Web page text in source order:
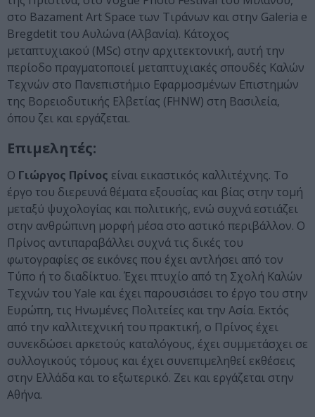
στο Bazament Art Space των Τιράνων και στην Galeria e
Bregdetit του Αυλώνα (Αλβανία). Κάτοχος
μεταπτυχιακού (MSc) στην αρχιτεκτονική, αυτή την
περίοδο πραγματοποιεί μεταπτυχιακές σπουδές Καλών
Τεχνών στο Πανεπιστήμιο Εφαρμοσμένων Επιστημών
της Βορειοδυτικής Ελβετίας (FHNW) στη Βασιλεία,
όπου ζει και εργάζεται.
Επιμελητές:
Ο Γιώργος Πρίνος είναι εικαστικός καλλιτέχνης. Το
έργο του διερευνά θέματα εξουσίας και βίας στην τομή
μεταξύ ψυχολογίας και πολιτικής, ενώ συχνά εστιάζει
στην ανθρώπινη μορφή μέσα στο αστικό περιβάλλον. Ο
Πρίνος αντιπαραβάλλει συχνά τις δικές του
φωτογραφίες σε εικόνες που έχει αντλήσει από τον
Τύπο ή το διαδίκτυο. Έχει πτυχίο από τη Σχολή Καλών
Τεχνών του Yale και έχει παρουσιάσει το έργο του στην
Ευρώπη, τις Ηνωμένες Πολιτείες και την Ασία. Εκτός
από την καλλιτεχνική του πρακτική, ο Πρίνος έχει
συνεκδώσει αρκετούς καταλόγους, έχει συμμετάσχει σε
συλλογικούς τόμους και έχει συνεπιμεληθεί εκθέσεις
στην Ελλάδα και το εξωτερικό. Ζει και εργάζεται στην
Αθήνα.